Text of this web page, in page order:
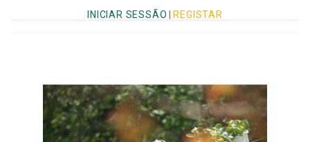
INICIAR SESSÃO REGISTAR